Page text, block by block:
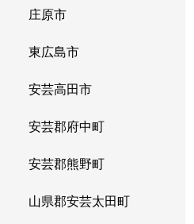
庄原市
東広島市
安芸高田市
安芸郡府中町
安芸郡熊野町
山県郡安芸太田町